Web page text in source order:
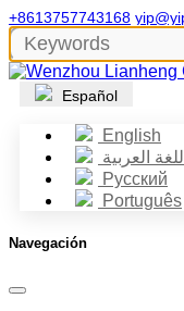
+8613757743168
Español
English
اللغة العربية
Русский
Português
Navegación